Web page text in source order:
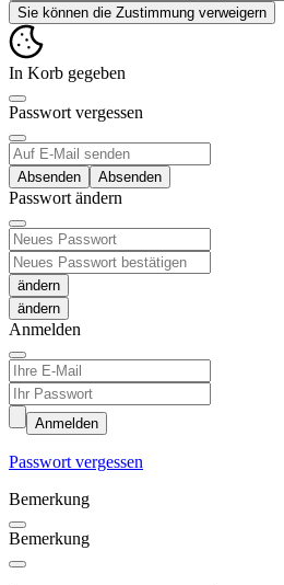
Sie können die Zustimmung verweigern
In Korb gegeben
Passwort vergessen
Absenden
Passwort ändern
ändern
Anmelden
Anmelden
Passwort vergessen
Bemerkung
Bemerkung